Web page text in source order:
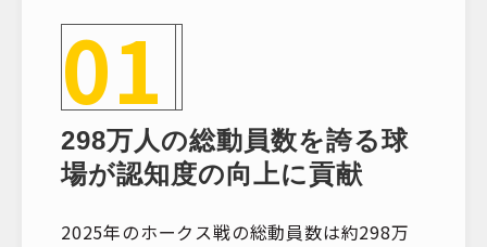
01
298万人の総動員数を誇る球
場が認知度の向上に貢献
2025年のホークス戦の総動員数は約298万